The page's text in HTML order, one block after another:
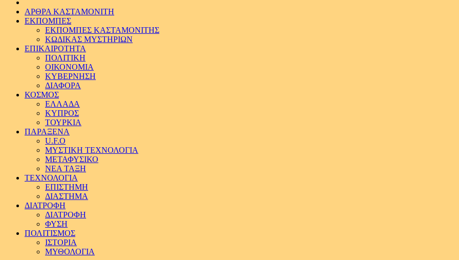
ΑΡΘΡΑ ΚΑΣΤΑΜΟΝΙΤΗ
ΕΚΠΟΜΠΕΣ
ΕΚΠΟΜΠΕΣ ΚΑΣΤΑΜΟΝΙΤΗΣ
ΚΩΔΙΚΑΣ ΜΥΣΤΗΡΙΩΝ
ΕΠΙΚΑΙΡΟΤΗΤΑ
ΠΟΛΙΤΙΚΗ
ΟΙΚΟΝΟΜΙΑ
ΚΥΒΕΡΝΗΣΗ
ΔΙΑΦΟΡΑ
ΚΟΣΜΟΣ
ΕΛΛΑΔΑ
ΚΥΠΡΟΣ
ΤΟΥΡΚΙΑ
ΠΑΡΑΞΕΝΑ
U.F.O
ΜΥΣΤΙΚΗ ΤΕΧΝΟΛΟΓΙΑ
ΜΕΤΑΦΥΣΙΚΟ
ΝΕΑ ΤΑΞΗ
ΤΕΧΝΟΛΟΓΙΑ
ΕΠΙΣΤΗΜΗ
ΔΙΑΣΤΗΜΑ
ΔΙΑΤΡΟΦΗ
ΔΙΑΤΡΟΦΗ
ΦΥΣΗ
ΠΟΛΙΤΙΣΜΟΣ
ΙΣΤΟΡΙΑ
ΜΥΘΟΛΟΓΙΑ